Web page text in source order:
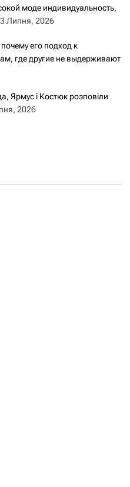
моде индивидуальность,
Липня, 2026
его подход к
где другие не выдерживают
Ярмус і Костюк розповіли
2026